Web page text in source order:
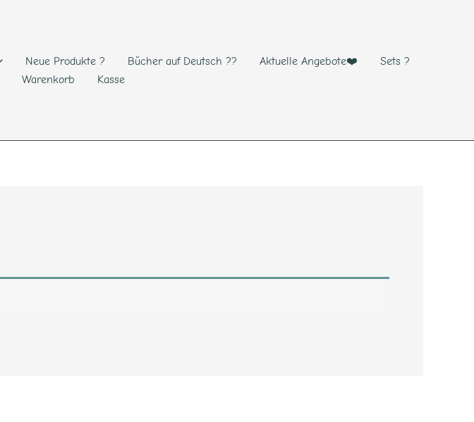
Neue Produkte ? Bücher auf Deutsch ?? Aktuelle Angebote❤️
Sets ?
Warenkorb Kasse